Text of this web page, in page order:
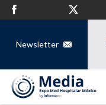
Newsletter